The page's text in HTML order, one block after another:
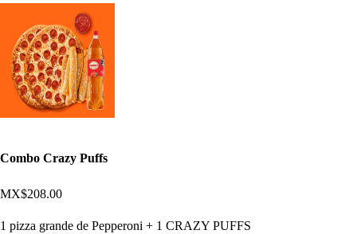
Combo Crazy Puffs
MX$208.00
1 pizza grande de Pepperoni + 1 CRAZY PUFFS